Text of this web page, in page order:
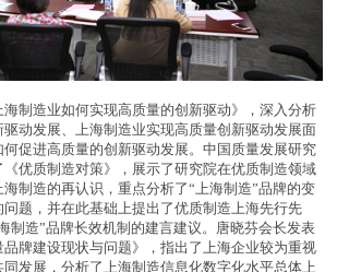
制造业如何实现高质量的创新驱动》，深入分析
动发展、上海制造业实现高质量创新驱动发展面
促进高质量的创新驱动发展。中国质量发展研究
优质制造对策》，展示了研究院在优质制造领域
制造的再认识，重点分析了“上海制造”品牌的变
题，并在此基础上提出了优质制造上海先行先
制造”品牌长效机制的建言建议。唐晓芬会长发表
牌建设现状与问题》，指出了上海企业较为重视
发展，分析了上海制造信息化数字化水平总体上